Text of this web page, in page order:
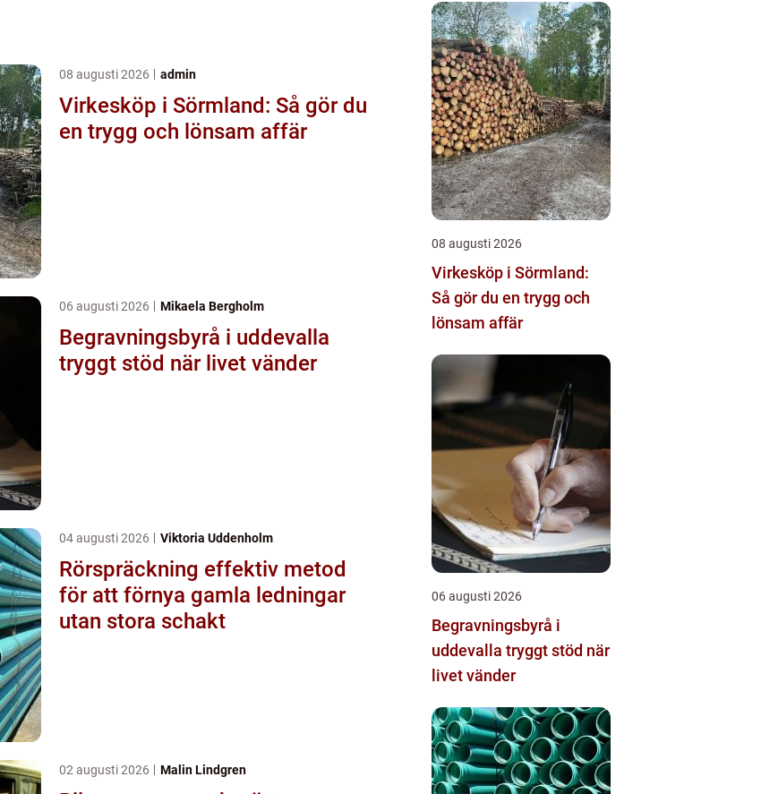
08 augusti 2026 admin
Virkesköp i Sörmland: Så gör du
en trygg och lönsam affär
06 augusti 2026 Mikaela Bergholm
Begravningsbyrå i uddevalla
tryggt stöd när livet vänder
04 augusti 2026 Viktoria Uddenholm
Rörspräckning effektiv metod
för att förnya gamla ledningar
utan stora schakt
02 augusti 2026 Malin Lindgren
08 augusti 2026
Virkesköp i Sörmland:
Så gör du en trygg och
lönsam affär
06 augusti 2026
Begravningsbyrå i
uddevalla tryggt stöd när
livet vänder